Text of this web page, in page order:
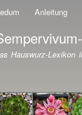
Direkt
zum
Inhalt
Anleitung
Hauswurz-Lexikon